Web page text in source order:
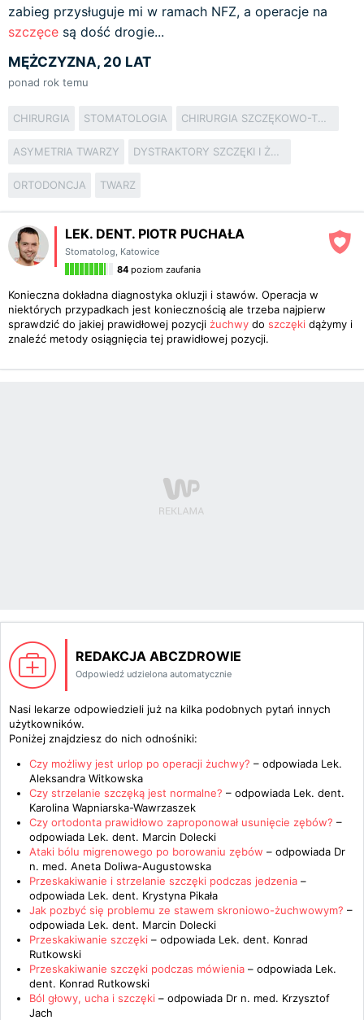
zabieg przysługuje mi w ramach NFZ, a operacje na
szczęce są dość drogie...
MĘŻCZYZNA, 20 LAT
ponad rok temu
CHIRURGIA STOMATOLOGIA CHIRURGIA SZCZĘKOWO-TWARZOWA
ASYMETRIA TWARZY DYSTRAKTORY SZCZĘKI I ŻUCHWY
ORTODONCJA TWARZ
LEK. DENT. PIOTR PUCHAŁA
Stomatolog, Katowice
84 poziom zaufania
Konieczna dokładna diagnostyka okluzji i stawów. Operacja w
niektórych przypadkach jest koniecznością ale trzeba najpierw
sprawdzić do jakiej prawidłowej pozycji żuchwy do szczęki dążymy i
znaleźć metody osiągnięcia tej prawidłowej pozycji.
REDAKCJA ABCZDROWIE
Odpowiedź udzielona automatycznie
Nasi lekarze odpowiedzieli już na kilka podobnych pytań innych
użytkowników.
Poniżej znajdziesz do nich odnośniki:
Czy możliwy jest urlop po operacji żuchwy? – odpowiada Lek.
Aleksandra Witkowska
Czy strzelanie szczęką jest normalne? – odpowiada Lek. dent.
Karolina Wapniarska-Wawrzaszek
Czy ortodonta prawidłowo zaproponował usunięcie zębów? –
odpowiada Lek. dent. Marcin Dolecki
Ataki bólu migrenowego po borowaniu zębów – odpowiada Dr
n. med. Aneta Doliwa-Augustowska
Przeskakiwanie i strzelanie szczęki podczas jedzenia –
odpowiada Lek. dent. Krystyna Pikała
Jak pozbyć się problemu ze stawem skroniowo-żuchwowym? –
odpowiada Lek. dent. Marcin Dolecki
Przeskakiwanie szczęki – odpowiada Lek. dent. Konrad
Rutkowski
Przeskakiwanie szczęki podczas mówienia – odpowiada Lek.
dent. Konrad Rutkowski
Ból głowy, ucha i szczęki – odpowiada Dr n. med. Krzysztof
Jach